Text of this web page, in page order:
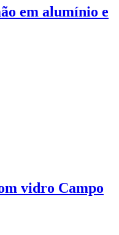
em alumínio e
vidro Campo